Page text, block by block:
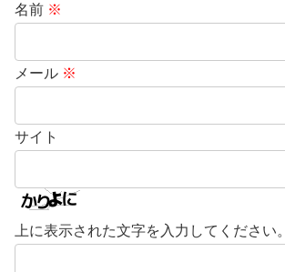
名前 ※
メール ※
サイト
上に表示された文字を入力してください。